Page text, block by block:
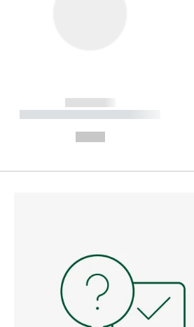
------------
----------- ----------- ----------